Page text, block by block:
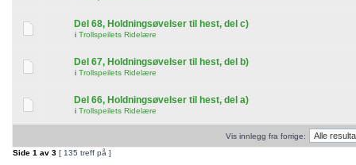
Del 68, Holdningsøvelser til hest, del c)
i Trollspeilets Ridelære
Del 67, Holdningsøvelser til hest, del b)
i Trollspeilets Ridelære
Del 66, Holdningsøvelser til hest, del a)
i Trollspeilets Ridelære
Vis innlegg fra forrige:
Side 1 av 3 [ 135 treff på ]